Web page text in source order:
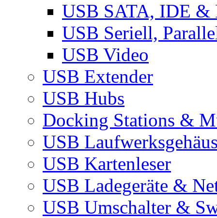
USB SATA, IDE &
USB Seriell,
USB Video
USB Extender
USB Hubs
Docking Stations &
USB
USB Kartenleser
USB Ladegeräte &
USB Umschalter &